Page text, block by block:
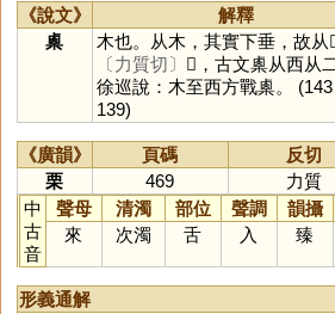
《說文》 解釋
㮚
木也。从木，其實下垂，故从𠧪
〔力質切〕
𣡷，古文㮚从西从二
徐巡說：木至西方戰㮚。
139)
《廣韻》 頁碼 反切
栗
469
力質
中
古
音
聲母 清濁 部位 聲調 韻攝
來
次濁 舌 入 臻
形義通解